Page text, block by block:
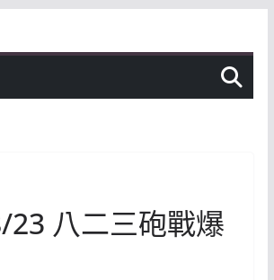
23 八二三砲戰爆